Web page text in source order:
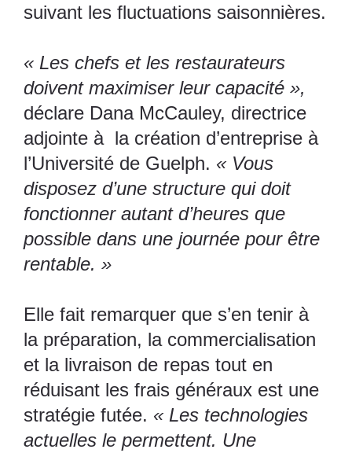
suivant les fluctuations saisonnières.
« Les chefs et les restaurateurs
doivent maximiser leur capacité »,
déclare Dana McCauley, directrice
adjointe à la création d’entreprise à
l’Université de Guelph. « Vous
disposez d’une structure qui doit
fonctionner autant d’heures que
possible dans une journée pour être
rentable. »
Elle fait remarquer que s’en tenir à
la préparation, la commercialisation
et la livraison de repas tout en
réduisant les frais généraux est une
stratégie futée. « Les technologies
actuelles le permettent. Une